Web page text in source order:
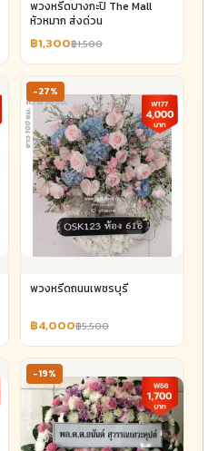
พวงหรีดบางกะปิ The Mall
หัวหมาก ส่งด่วน
฿1,300฿1,500
-27%
พวงหรีดถนนเพชรบุรี
฿4,000฿5,500
-19%